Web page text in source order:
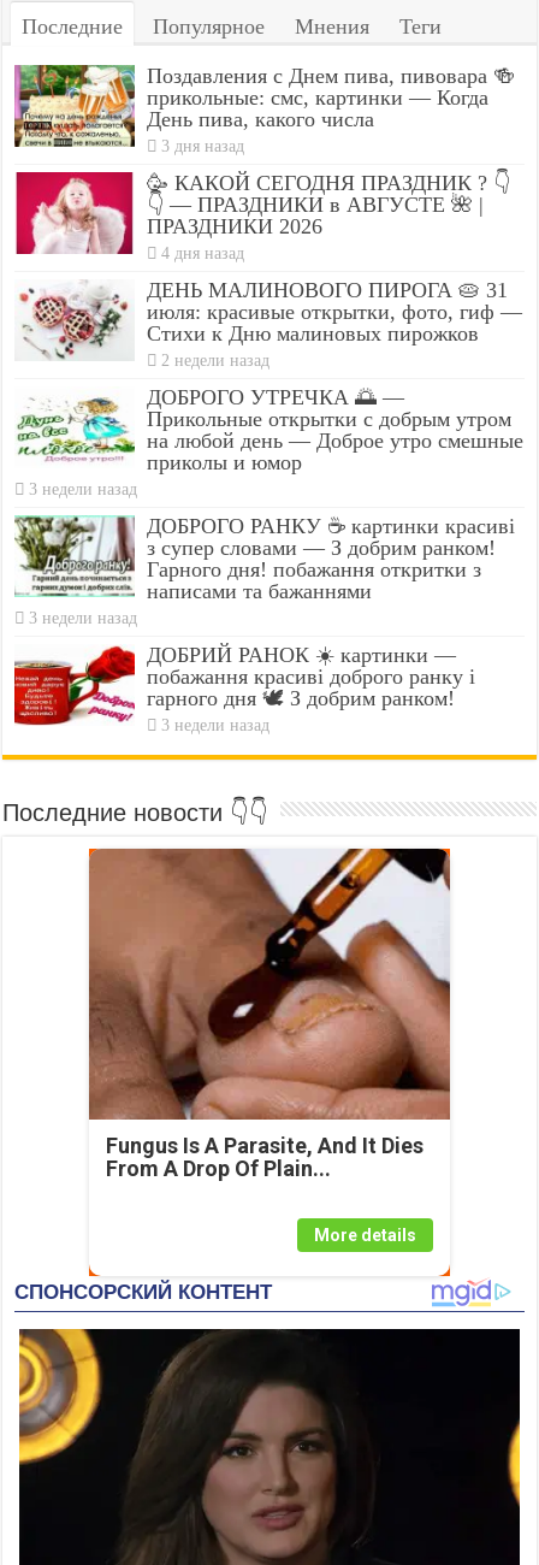
Последние Популярное Мнения Теги
Поздавления с Днем пива, пивовара 🍻
прикольные: смс, картинки — Когда
День пива, какого числа
3 дня назад
🥳 КАКОЙ СЕГОДНЯ ПРАЗДНИК ? 👇
👇 — ПРАЗДНИКИ в АВГУСТЕ 🌺 |
ПРАЗДНИКИ 2026
4 дня назад
ДЕНЬ МАЛИНОВОГО ПИРОГА 🥧 31
июля: красивые открытки, фото, гиф —
Стихи к Дню малиновых пирожков
2 недели назад
ДОБРОГО УТРЕЧКА 🌅 —
Прикольные открытки с добрым утром
на любой день — Доброе утро смешные
приколы и юмор
3 недели назад
ДОБРОГО РАНКУ ☕ картинки красиві
з супер словами — З добрим ранком!
Гарного дня! побажання откритки з
написами та бажаннями
3 недели назад
ДОБРИЙ РАНОК ☀️ картинки —
побажання красиві доброго ранку і
гарного дня 🕊️ З добрим ранком!
3 недели назад
Последние новости 👇👇
Fungus Is A Parasite, And It Dies
From A Drop Of Plain...
More details